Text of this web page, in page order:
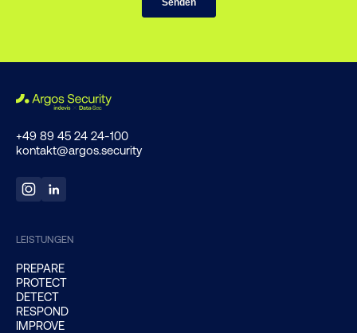
+49 89 45 24 24-100
kontakt@argos.security
LEISTUNGEN
PREPARE
PROTECT
DETECT
RESPOND
IMPROVE